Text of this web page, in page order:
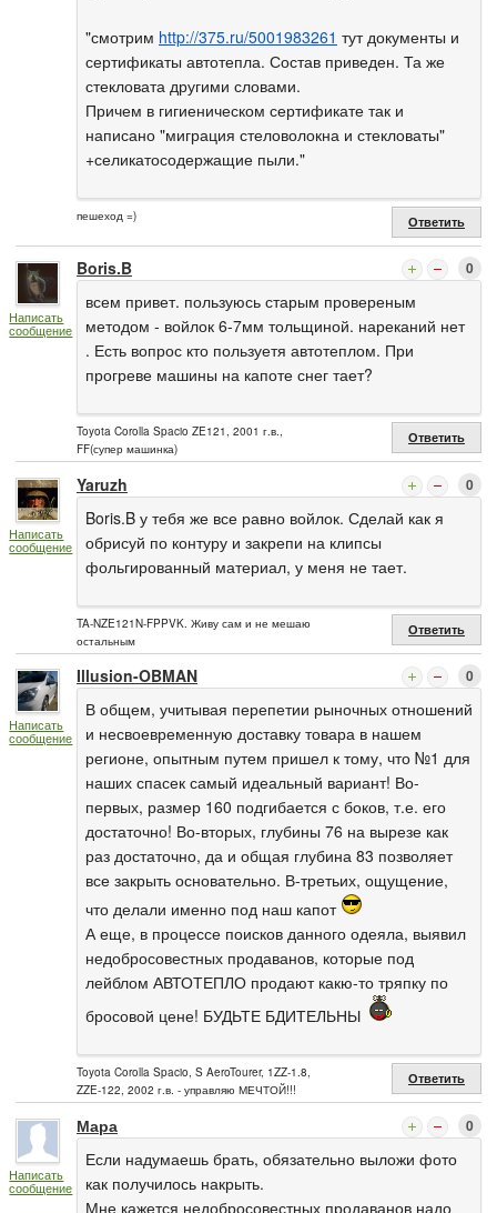
"смотрим http://375.ru/5001983261 тут документы и
сертификаты автотепла. Состав приведен. Та же
стекловата другими словами.
Причем в гигиеническом сертификате так и
написано "миграция стеловолокна и стекловаты"
+селикатосодержащие пыли."
пешеход =) Ответить
Написать
сообщение
Boris.B 0
всем привет. пользуюсь старым провереным
методом - войлок 6-7мм тольщиной. нареканий нет
. Есть вопрос кто пользуетя автотеплом. При
прогреве машины на капоте снег тает?
Toyota Corolla Spacio ZE121, 2001 г.в.,
FF(супер машинка)
Ответить
Написать
сообщение
Yaruzh 0
Boris.B у тебя же все равно войлок. Сделай как я
обрисуй по контуру и закрепи на клипсы
фольгированный материал, у меня не тает.
TA-NZE121N-FPPVK. Живу сам и не мешаю
остальным
Ответить
Написать
сообщение
Illusion-OBMAN 0
В общем, учитывая перепетии рыночных отношений
и несвоевременную доставку товара в нашем
регионе, опытным путем пришел к тому, что №1 для
наших спасек самый идеальный вариант! Во-
первых, размер 160 подгибается с боков, т.е. его
достаточно! Во-вторых, глубины 76 на вырезе как
раз достаточно, да и общая глубина 83 позволяет
все закрыть основательно. В-третьих, ощущение,
что делали именно под наш капот
А еще, в процессе поисков данного одеяла, выявил
недобросовестных продаванов, которые под
лейблом АВТОТЕПЛО продают какю-то тряпку по
бросовой цене! БУДЬТЕ БДИТЕЛЬНЫ
Toyota Corolla Spacio, S AeroTourer, 1ZZ-1.8,
ZZE-122, 2002 г.в. - управляю МЕЧТОЙ!!!
Ответить
Написать
сообщение
Мара 0
Если надумаешь брать, обязательно выложи фото
как получилось накрыть.
Мне кажется недобросовестных продаванов надо